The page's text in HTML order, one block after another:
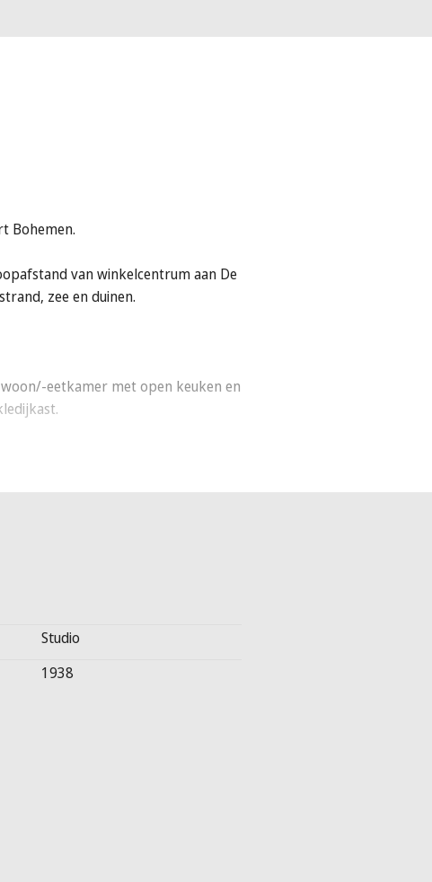
Bohemen.
van winkelcentrum aan De
zee en duinen.
eetkamer met open keuken en
Studio
1938